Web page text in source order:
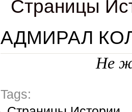
Страницы
АДМИРАЛ
Не
Tags: